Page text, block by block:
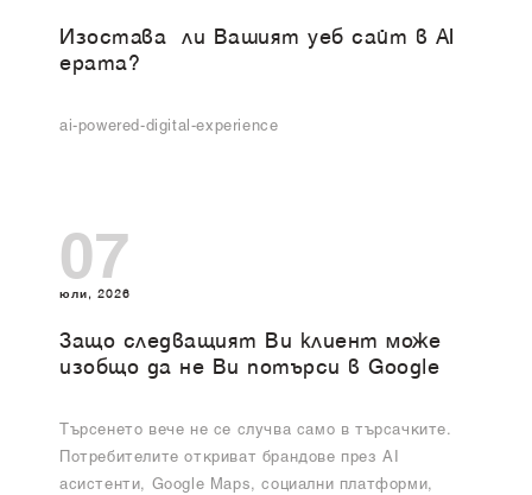
Изоставa ли Вашият уеб сайт в AI
ерата?
ai-powered-digital-experience
07
юли, 2026
Защо следващият Ви клиент може
изобщо да не Ви потърси в Google
Търсенето вече не се случва само в търсачките.
Потребителите откриват брандове през AI
асистенти, Google Maps, социални платформи,